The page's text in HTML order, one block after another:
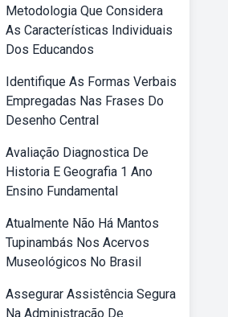
Metodologia Que Considera
As Características Individuais
Dos Educandos
Identifique As Formas Verbais
Empregadas Nas Frases Do
Desenho Central
Avaliação Diagnostica De
Historia E Geografia 1 Ano
Ensino Fundamental
Atualmente Não Há Mantos
Tupinambás Nos Acervos
Museológicos No Brasil
Assegurar Assistência Segura
Na Administração De